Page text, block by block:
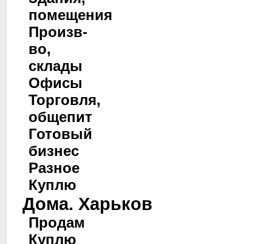
помещения
Произв-
во,
склады
Офисы
Торговля,
общепит
Готовый
бизнес
Разное
Куплю
Дома. Харьков
Продам
Куплю